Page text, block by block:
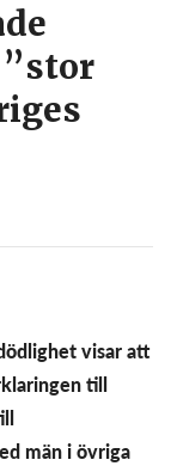
visar att
till
män i övriga